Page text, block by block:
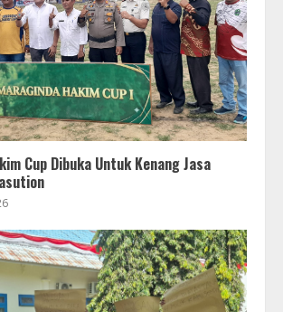
Cup Dibuka Untuk Kenang Jasa